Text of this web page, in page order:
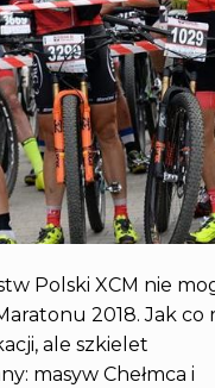
Polski XCM nie
2018. Jak co
ale szkielet
masyw Chełmca i